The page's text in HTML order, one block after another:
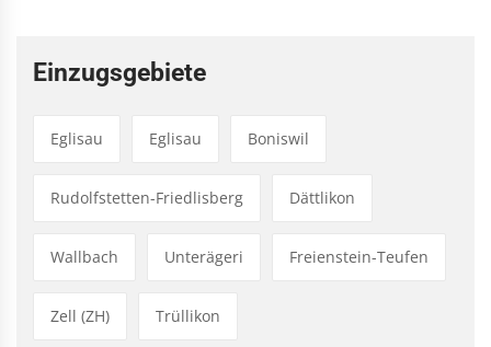
Einzugsgebiete
Eglisau Eglisau Boniswil
Rudolfstetten-Friedlisberg Dättlikon
Wallbach Unterägeri Freienstein-Teufen
Zell (ZH) Trüllikon